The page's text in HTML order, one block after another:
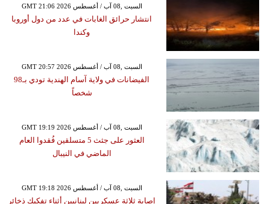
GMT 21:06 2026 السبت ,08 آب / أغسطس
انتشار حرائق الغابات في عدد من دول أوروبا
وكندا
GMT 20:57 2026 السبت ,08 آب / أغسطس
الفيضانات في ولاية آسام الهندية تودي بـ98
شخصاً
GMT 19:19 2026 السبت ,08 آب / أغسطس
العثور على جثث 5 متسلقين فُقدوا العام
الماضي في النيبال
GMT 19:18 2026 السبت ,08 آب / أغسطس
إصابة ثلاثة عسكريين لبنانيين أثناء تفكيك ذخائر